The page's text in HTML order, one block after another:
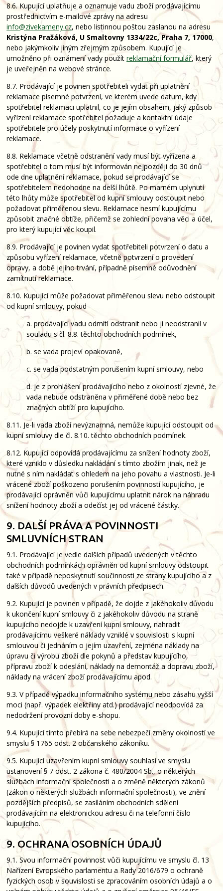
8.6. Kupující uplatňuje a oznamuje vadu zboží prodávajícímu
prostřednictvím e-mailové zprávy na adresu
info@zivekameny.cz, nebo listinnou poštou zaslanou na adresu
Kristýna Pražáková, U Smaltovny 1334/22c, Praha 7, 17000,
nebo jakýmkoliv jiným zřejmým způsobem. Kupující je
umožněno při oznámení vady použítreklamační formulář, který
je uveřejněn na webové stránce.
8.7. Prodávající je povinen spotřebiteli vydat při uplatnění
reklamace písemné potvrzení, ve kterém uvede datum, kdy
spotřebitel reklamaci uplatnil, co je jejím obsahem, jaký způsob
vyřízení reklamace spotřebitel požaduje a kontaktní údaje
spotřebitele pro účely poskytnutí informace o vyřízení
reklamace.
8.8. Reklamace včetně odstranění vady musí být vyřízena a
spotřebitel o tom musí být informován nejpozději do 30 dnů
ode dne uplatnění reklamace, pokud se prodávající se
spotřebitelem nedohodne na delší lhůtě. Po marném uplynutí
této lhůty může spotřebitel od kupní smlouvy odstoupit nebo
požadovat přiměřenou slevu. Reklamace nesmí kupujícímu
způsobit značné obtíže, přičemž se zohlední povaha věci a účel,
pro který kupující věc koupil.
8.9. Prodávající je povinen vydat spotřebiteli potvrzení o datu a
způsobu vyřízení reklamace, včetně potvrzení o provedení
opravy, a době jejího trvání, případně písemné odůvodnění
zamítnutí reklamace.
8.10. Kupující může požadovat přiměřenou slevu nebo odstoupit
od kupní smlouvy, pokud
a. prodávající vadu odmítl odstranit nebo ji neodstranil v
souladu s čl. 8.8. těchto obchodních podmínek,
b. se vada projeví opakovaně,
c. se vada podstatným porušením kupní smlouvy, nebo
d. je z prohlášení prodávajícího nebo z okolností zjevné, že
vada nebude odstraněna v přiměřené době nebo bez
značných obtíží pro kupujícího.
8.11. Je-li vada zboží nevýznamná, nemůže kupující odstoupit od
kupní smlouvy dle čl. 8.10. těchto obchodních podmínek.
8.12. Kupující odpovídá prodávajícímu za snížení hodnoty zboží,
které vzniklo v důsledku nakládání s tímto zbožím jinak, než je
nutné s ním nakládat s ohledem na jeho povahu a vlastnosti. Je-li
vrácené zboží poškozeno porušením povinností kupujícího, je
prodávající oprávněn vůči kupujícímu uplatnit nárok na náhradu
snížení hodnoty zboží a odečíst jej od vrácené částky.
9. DALŠÍ PRÁVA A POVINNOSTI
SMLUVNÍCH STRAN
9.1. Prodávající je vedle dalších případů uvedených v těchto
obchodních podmínkách oprávněn od kupní smlouvy odstoupit
také v případě neposkytnutí součinnosti ze strany kupujícího a z
dalších důvodů uvedených v právních předpisech.
9.2. Kupující je povinen v případě, že dojde z jakéhokoliv důvodu
k ukončení kupní smlouvy či z jakéhokoliv důvodu na straně
kupujícího nedojde k uzavření kupní smlouvy, nahradit
prodávajícímu veškeré náklady vzniklé v souvislosti s kupní
smlouvou či jednáním o jejím uzavření, zejména náklady na
úpravu či výrobu zboží dle pokynů a představ kupujícího,
přípravu zboží k odeslání, náklady na demontáž a dopravu zboží,
náklady na vrácení zboží prodávajícímu apod.
9.3. V případě výpadku informačního systému nebo zásahu vyšší
moci (např. výpadek elektřiny atd.) prodávající neodpovídá za
nedodržení provozní doby e-shopu.
9.4. Kupující tímto přebírá na sebe nebezpečí změny okolností ve
smyslu § 1765 odst. 2 občanského zákoníku.
9.5. Kupující uzavřením kupní smlouvy souhlasí ve smyslu
ustanovení § 7 odst. 2 zákona č. 480/2004 Sb., o některých
službách informační společnosti a o změně některých zákonů
(zákon o některých službách informační společnosti), ve znění
pozdějších předpisů, se zasíláním obchodních sdělení
prodávajícím na elektronickou adresu či na telefonní číslo
kupujícího.
9. OCHRANA OSOBNÍCH ÚDAJŮ
9.1. Svou informační povinnost vůči kupujícímu ve smyslu čl. 13
Nařízení Evropského parlamentu a Rady 2016/679 o ochraně
fyzických osob v souvislosti se zpracováním osobních údajů a o